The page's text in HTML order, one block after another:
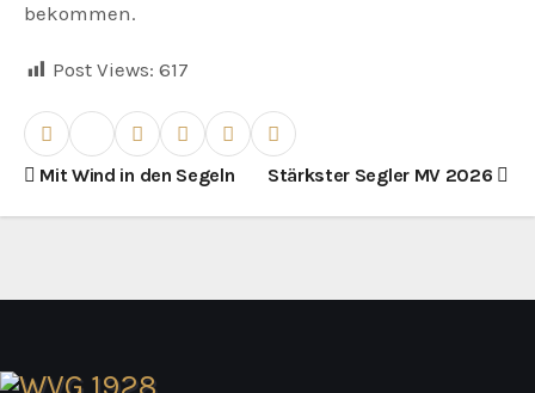
bekommen.
Post Views: 617
B
e
r
Mit Wind in den Segeln Stärkster Segler MV 2026